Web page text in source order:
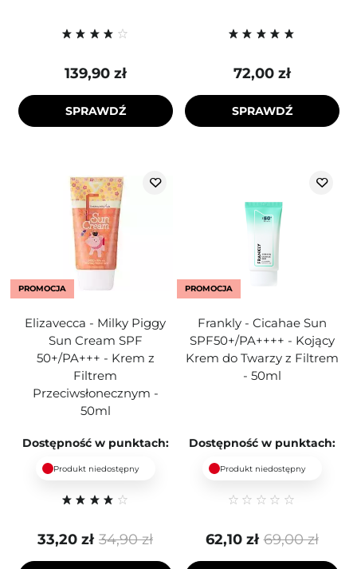
139,90 zł
SPRAWDŹ
72,00 zł
SPRAWDŹ
PROMOCJA
Elizavecca - Milky Piggy
Sun Cream SPF
50+/PA+++ - Krem z
Filtrem
Przeciwsłonecznym -
50ml
Dostępność w punktach:
Produkt niedostępny
34,90 zł
33,20 zł
PROMOCJA
Frankly - Cicahae Sun
SPF50+/PA++++ - Kojący
Krem do Twarzy z Filtrem
- 50ml
Dostępność w punktach:
Produkt niedostępny
69,00 zł
62,10 zł